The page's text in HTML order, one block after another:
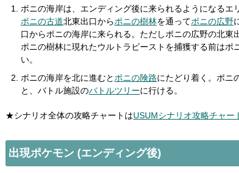
ポニの海岸は、エンディング後に来られるようになるエ
ポニの古道北東出口からポニの樹林を通ってポニの広野
口からポニの海岸に来られる。ただしポニの広野の北東
ポニの樹林に現れたウルトラビーストを捕獲する前はポ
い。
ポニの海岸を北に進むと ポニの険路にたどり着く。ポニ
と、バトル施設のバトルツリーに行ける。
★シナリオ全体の攻略チャートはUSUMシナリオ攻略チャー
出現ポケモン (エンディング後)